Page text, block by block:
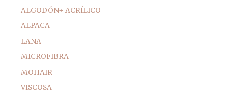
ALGODÓN+ ACRÍLICO
ALPACA
LANA
MICROFIBRA
MOHAIR
VISCOSA